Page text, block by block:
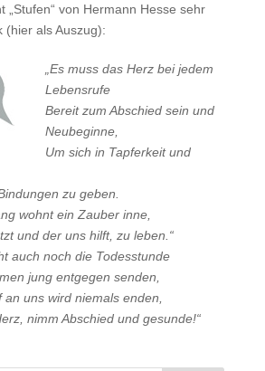
„Stufen“ von Hermann Hesse sehr
(hier als Auszug):
„Es muss das Herz bei jedem
Lebensrufe
Bereit zum Abschied sein und
Neubeginne,
Um sich in Tapferkeit und
zu geben.
wohnt ein Zauber inne,
und der uns hilft, zu leben.“
auch noch die Todesstunde
jung entgegen senden,
uns wird niemals enden,
nimm Abschied und gesunde!“